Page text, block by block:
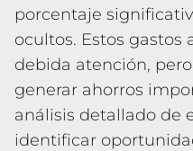
porcentaje
ocultos. Estos gastos
debida atención,
generar ahorros
análisis detallado de
identificar